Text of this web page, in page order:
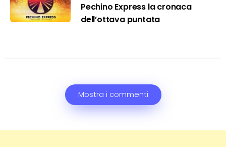
Pechino Express la cronaca
dell’ottava puntata
Mostra i commenti